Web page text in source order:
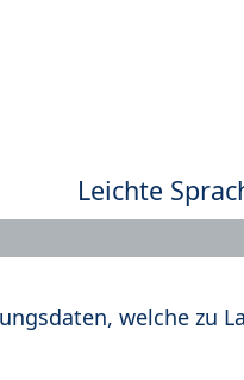
Leichte
welche zu